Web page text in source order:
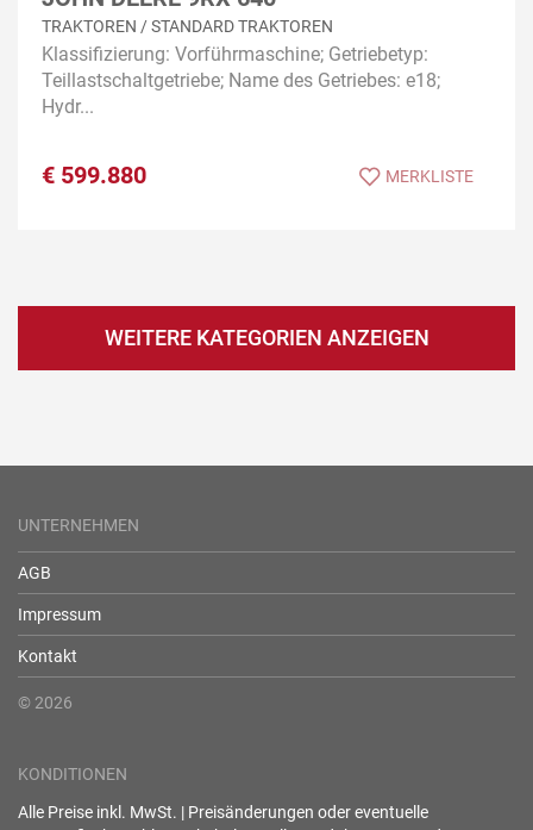
TRAKTOREN / STANDARD TRAKTOREN
Klassifizierung: Vorführmaschine; Getriebetyp:
Teillastschaltgetriebe; Name des Getriebes: e18;
Hydr...
€ 599.880 MERKLISTE
WEITERE KATEGORIEN ANZEIGEN
UNTERNEHMEN
AGB
Impressum
Kontakt
© 2026
KONDITIONEN
Alle Preise inkl. MwSt. | Preisänderungen oder eventuelle